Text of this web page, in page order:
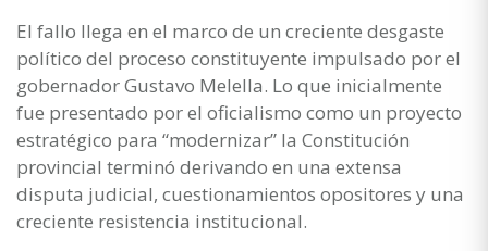
El fallo llega en el marco de un creciente desgaste
político del proceso constituyente impulsado por el
gobernador Gustavo Melella. Lo que inicialmente
fue presentado por el oficialismo como un proyecto
estratégico para “modernizar” la Constitución
provincial terminó derivando en una extensa
disputa judicial, cuestionamientos opositores y una
creciente resistencia institucional.